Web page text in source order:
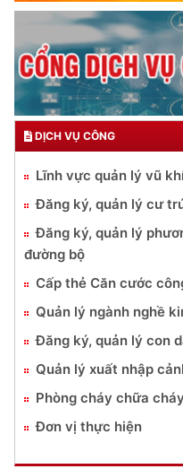
DỊCH VỤ CÔNG
Lĩnh vực quản lý vũ
Đăng ký, quản lý cư
Đăng ký, quản lý
đường bộ
Cấp thẻ Căn cước
Quản lý ngành nghề
Đăng ký, quản lý con
Quản lý xuất nhập
Phòng cháy chữa cháy
Đơn vị thực hiện